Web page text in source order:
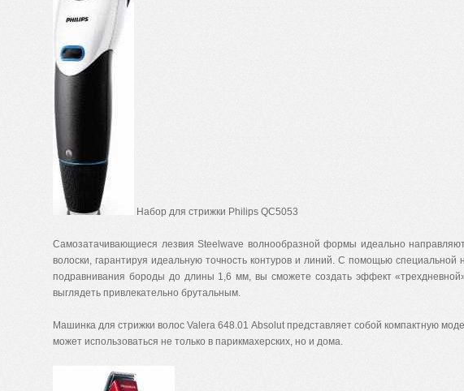
Набор для стрижки Philips QC5053
Самозатачивающиеся лезвия Steelwave волнообразной формы идеально
волоски, гарантируя идеальную точность контуров и линий. С помощью специальной
подравнивания бороды до длины 1,6 мм, вы сможете создать эффект
выглядеть привлекательно брутальным.
Mашинка для стрижки волос Valera 648.01 Absolut представляет собой компактную
может использоваться не только в парикмахерских, но и дома.